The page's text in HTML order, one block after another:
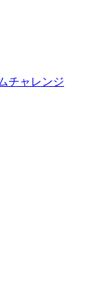
チャレンジ